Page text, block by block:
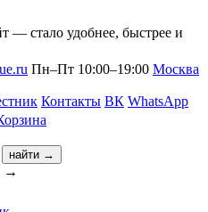
— стало удобнее, быстрее и
Пн–Пт 10:00–19:00 Москва
Контакты ВК WhatsApp
найти →
→